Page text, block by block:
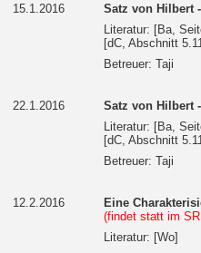
15.1.2016
Satz von Hilbert
Literatur: [Ba,
[dC, Abschnitt
Betreuer: Taji
22.1.2016
Satz von Hilbert
Literatur: [Ba,
[dC, Abschnitt
Betreuer: Taji
12.2.2016
Eine
(findet statt im
Literatur: [Wo]